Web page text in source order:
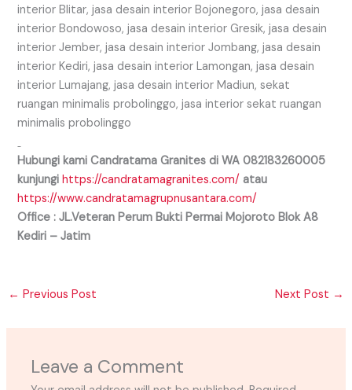
interior Blitar, jasa desain interior Bojonegoro, jasa desain
interior Bondowoso, jasa desain interior Gresik, jasa desain
interior Jember, jasa desain interior Jombang, jasa desain
interior Kediri, jasa desain interior Lamongan, jasa desain
interior Lumajang, jasa desain interior Madiun, sekat
ruangan minimalis probolinggo, jasa interior sekat ruangan
minimalis probolinggo
Hubungi kami Candratama Granites di WA082183260005
kunjungihttps://candratamagranites.com/ atau
https://www.candratamagrupnusantara.com/
Office : JL.Veteran Perum Bukti Permai Mojoroto Blok A8
Kediri – Jatim
← Previous Post Next Post →
Leave a Comment